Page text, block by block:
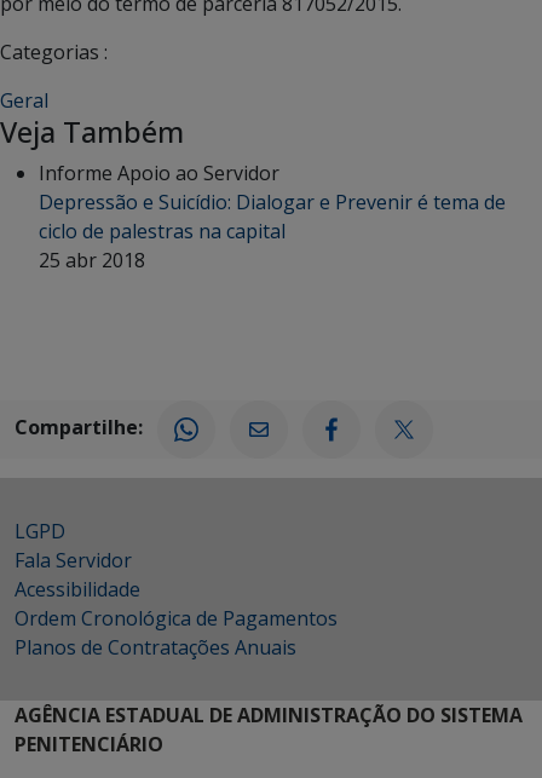
Categorias :
Geral
Veja Também
Informe Apoio ao Servidor
Depressão e Suicídio: Dialogar e Prevenir é tema de
ciclo de palestras na capital
25 abr 2018
Compartilhe:
LGPD
Fala Servidor
Acessibilidade
Ordem Cronológica de Pagamentos
Planos de Contratações Anuais
AGÊNCIA ESTADUAL DE ADMINISTRAÇÃO DO SISTEMA
PENITENCIÁRIO